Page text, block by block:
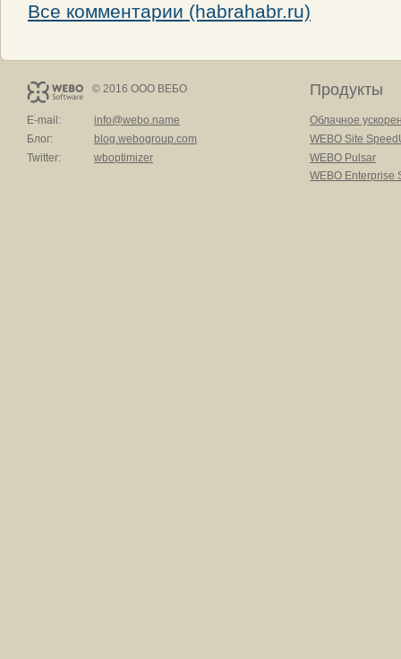
Все комментарии (habrahabr.ru)
© 2016 ООО ВЕБО
E-mail:
info@webo.name
Блог:
blog.webogroup.com
Twitter:
wboptimizer
Продукты
Облачное
WEBO Site
WEBO Pulsar
WEBO Enterprise